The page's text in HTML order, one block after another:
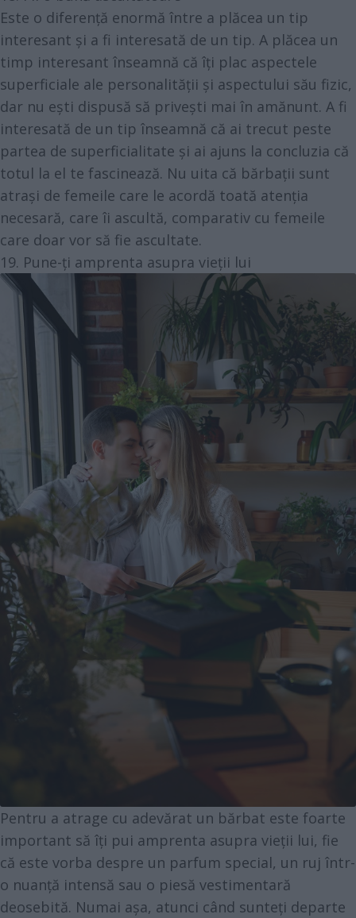
Este o diferență enormă între a plăcea un tip
interesant și a fi interesată de un tip. A plăcea un
timp interesant înseamnă că îți plac aspectele
superficiale ale personalității și aspectului său fizic,
dar nu ești dispusă să privești mai în amănunt. A fi
interesată de un tip înseamnă că ai trecut peste
partea de superficialitate și ai ajuns la concluzia că
totul la el te fascinează. Nu uita că bărbații sunt
atrași de femeile care le acordă toată atenția
necesară, care îi ascultă, comparativ cu femeile
care doar vor să fie ascultate.
19. Pune-ți amprenta asupra vieții lui
Pentru a atrage cu adevărat un bărbat este foarte
important să îți pui amprenta asupra vieții lui, fie
că este vorba despre un parfum special, un ruj într-
o nuanță intensă sau o piesă vestimentară
deosebită. Numai așa, atunci când sunteți departe